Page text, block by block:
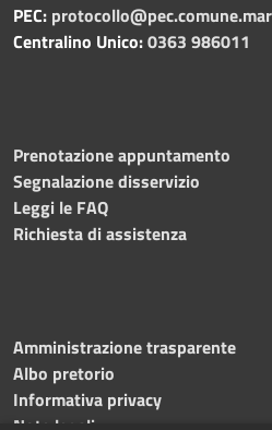
PEC:
Centralino Unico:0363 986011
Prenotazione appuntamento
Segnalazione disservizio
Leggi le FAQ
Richiesta di assistenza
Amministrazione trasparente
Albo pretorio
Informativa privacy